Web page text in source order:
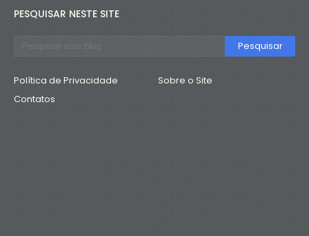
PESQUISAR NESTE SITE
Política de Privacidade
Sobre o Site
Contatos